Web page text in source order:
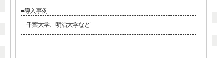
■導入事例
千葉大学、明治大学など